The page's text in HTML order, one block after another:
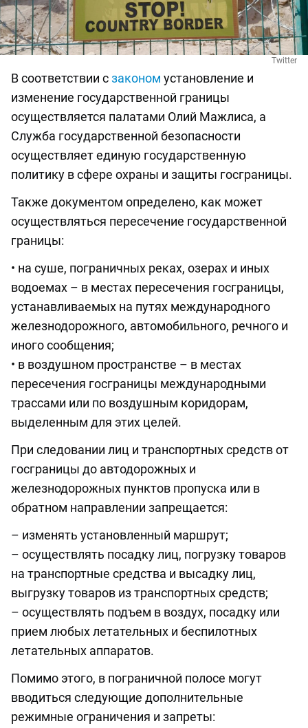
Twitter
В соответствии сзаконом установление и
изменение государственной границы
осуществляется палатами Олий Мажлиса, а
Служба государственной безопасности
осуществляет единую государственную
политику в сфере охраны и защиты госграницы.
Также документом определено, как может
осуществляться пересечение государственной
границы:
• на суше, пограничных реках, озерах и иных
водоемах – в местах пересечения госграницы,
устанавливаемых на путях международного
железнодорожного, автомобильного, речного и
иного сообщения;
• в воздушном пространстве – в местах
пересечения госграницы международными
трассами или по воздушным коридорам,
выделенным для этих целей.
При следовании лиц и транспортных средств от
госграницы до автодорожных и
железнодорожных пунктов пропуска или в
обратном направлении запрещается:
– изменять установленный маршрут;
– осуществлять посадку лиц, погрузку товаров
на транспортные средства и высадку лиц,
выгрузку товаров из транспортных средств;
– осуществлять подъем в воздух, посадку или
прием любых летательных и беспилотных
летательных аппаратов.
Помимо этого, в пограничной полосе могут
вводиться следующие дополнительные
режимные ограничения и запреты: